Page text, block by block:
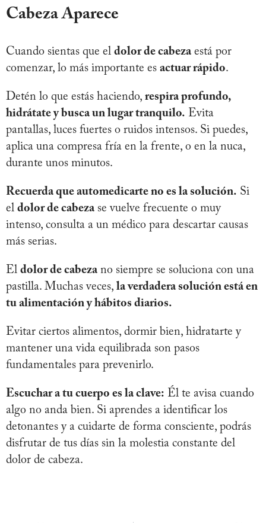
Cabeza Aparece
Cuando sientas que el dolor de cabezaestá por
comenzar, lo más importante es actuar rápido.
Detén lo que estás haciendo, respira profundo,
hidrátate y busca un lugar tranquilo. Evita
pantallas, luces fuertes o ruidos intensos. Si puedes,
aplica una compresa fría en la frente, o en la nuca,
durante unos minutos.
Recuerda que automedicarte no es la solución. Si
el dolor de cabezase vuelve frecuente o muy
intenso, consulta a un médico para descartar causas
más serias.
El dolor de cabezano siempre se soluciona con una
pastilla. Muchas veces, la verdadera solución está en
tu alimentación y hábitos diarios.
Evitar ciertos alimentos, dormir bien, hidratarte y
mantener una vida equilibrada son pasos
fundamentales para prevenirlo.
Escuchar a tu cuerpo es la clave: Él te avisa cuando
algo no anda bien. Si aprendes a identificar los
detonantes y a cuidarte de forma consciente, podrás
disfrutar de tus días sin la molestia constante del
dolor de cabeza.